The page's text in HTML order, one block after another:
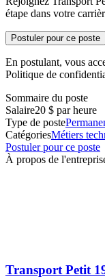
étape dans votre
Postuler pour ce poste
En postulant, vous
Politique de
Sommaire du poste
Salaire20 $ par heure
Type de poste
CatégoriesMétiers
Postuler pour ce poste
À propos de
Transport Petit